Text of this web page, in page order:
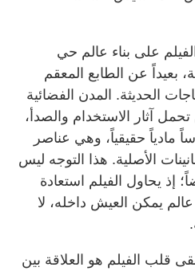
على بناء عالم حي
بعيداً عن الطابع المعقم
الحديثة. المدن الفضائية
آثار الاستخدام والصدأ،
مادياً حقيقياً، وهي عناصر
الأصلية. هذا التوجه ليس
إذ يحاول الفيلم استعادة
يمكن العيش داخله، لا
قلب الفيلم هو العلاقة بين